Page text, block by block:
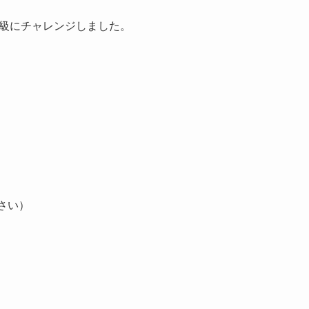
にチャレンジしました。
）